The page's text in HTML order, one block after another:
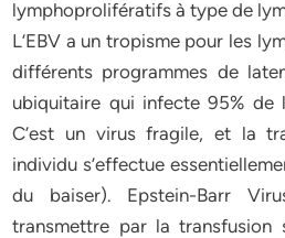
lymphoprolifératifs à type de
L’EBV a un tropisme pour les
différents programmes de
ubiquitaire qui infecte 95% de
C’est un virus fragile, et la
individu s’effectue
du baiser). Epstein-Barr
transmettre par la transfusion